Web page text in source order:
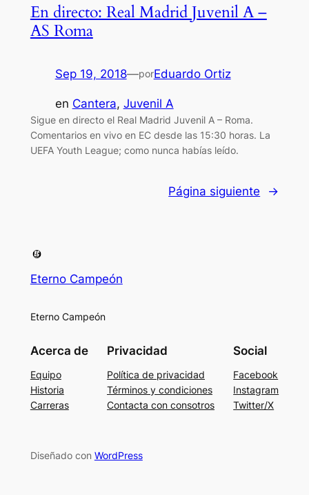
En directo: Real Madrid Juvenil A –
AS Roma
Sep 19, 2018—porEduardo Ortiz
en Cantera, Juvenil A
Sigue en directo el Real Madrid Juvenil A – Roma.
Comentarios en vivo en EC desde las 15:30 horas. La
UEFA Youth League; como nunca habías leído.
Página siguiente →
Eterno Campeón
Eterno Campeón
Acerca de
Equipo
Historia
Carreras
Privacidad
Política de privacidad
Términos y condiciones
Contacta con consotros
Social
Facebook
Instagram
Twitter/X
Diseñado con WordPress